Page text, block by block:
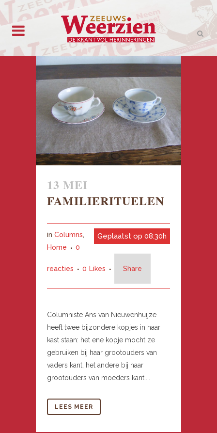
13 MEI
FAMILIERITUELEN
Geplaatst op 08:30h
in Columns,
Home
0
reacties 0 Likes Share
Columniste Ans van Nieuwenhuijze
heeft twee bijzondere kopjes in haar
kast staan: het ene kopje mocht ze
gebruiken bij haar grootouders van
vaders kant, het andere bij haar
grootouders van moeders kant....
LEES MEER